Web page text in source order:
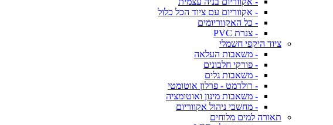
- אקווריום עם ציוד הכל כלול
- כל האקווריומים
- צנרת PVC
ציוד היקפי חשמלי
- משאבות העלאה
- פורקי חלבונים
- משאבות גלים
- רולרמט - פרלון אוטומטי
- משאבות מינון ואוטומציה
- מחשבי ניהול אקווריום
תאורה למים מלוחים